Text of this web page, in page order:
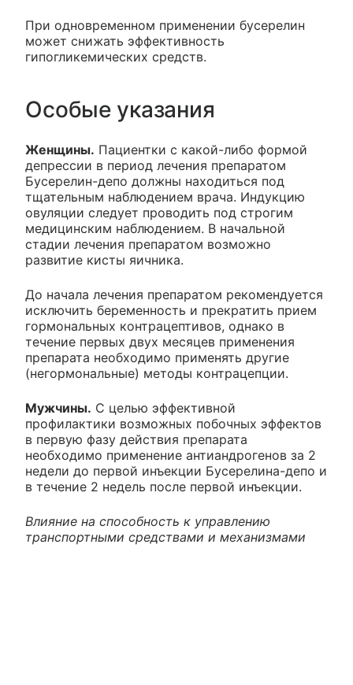
При одновременном применении бусерелин
может снижать эффективность
гипогликемических средств.
Особые указания
Женщины. Пациентки с какой-либо формой
депрессии в период лечения препаратом
Бусерелин-депо должны находиться под
тщательным наблюдением врача. Индукцию
овуляции следует проводить под строгим
медицинским наблюдением. В начальной
стадии лечения препаратом возможно
развитие кисты яичника.
До начала лечения препаратом рекомендуется
исключить беременность и прекратить прием
гормональных контрацептивов, однако в
течение первых двух месяцев применения
препарата необходимо применять другие
(негормональные) методы контрацепции.
Мужчины. С целью эффективной
профилактики возможных побочных эффектов
в первую фазу действия препарата
необходимо применение антиандрогенов за 2
недели до первой инъекции Бусерелина-депо и
в течение 2 недель после первой инъекции.
Влияние на способность к управлению
транспортными средствами и механизмами